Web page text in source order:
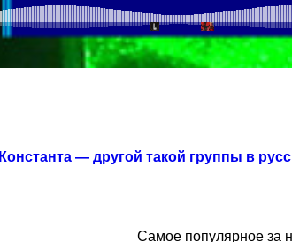
Константа — другой такой группы в
Самое популярное за